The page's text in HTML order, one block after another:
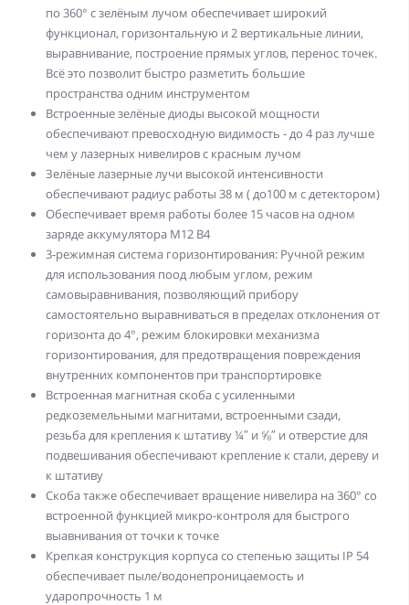
по 360° с зелёным лучом обеспечивает широкий
функционал, горизонтальную и 2 вертикальные линии,
выравнивание, построение прямых углов, перенос точек.
Всё это позволит быстро разметить большие
пространства одним инструментом
Встроенные зелёные диоды высокой мощности
обеспечивают превосходную видимость - до 4 раз лучше
чем у лазерных нивелиров с красным лучом
Зелёные лазерные лучи высокой интенсивности
обеспечивают радиус работы 38 м ( до100 м с детектором)
Обеспечивает время работы более 15 часов на одном
заряде аккумулятора M12 B4
3-режимная система горизонтирования: Ручной режим
для использования поод любым углом, режим
самовыравнивания, позволяющий прибору
самостоятельно выравниваться в пределах отклонения от
горизонта до 4°, режим блокировки механизма
горизонтирования, для предотвращения повреждения
внутренних компонентов при транспортировке
Встроенная магнитная скоба с усиленными
редкоземельными магнитами, встроенными сзади,
резьба для крепления к штативу ¼″ и ⅝″ и отверстие для
подвешивания обеспечивают крепление к стали, дереву и
к штативу
Скоба также обеспечивает вращение нивелира на 360° со
встроенной функцией микро-контроля для быстрого
выавнивания от точки к точке
Крепкая конструкция корпуса со степенью защиты IP 54
обеспечивает пыле/водонепроницаемость и
ударопрочность 1 м